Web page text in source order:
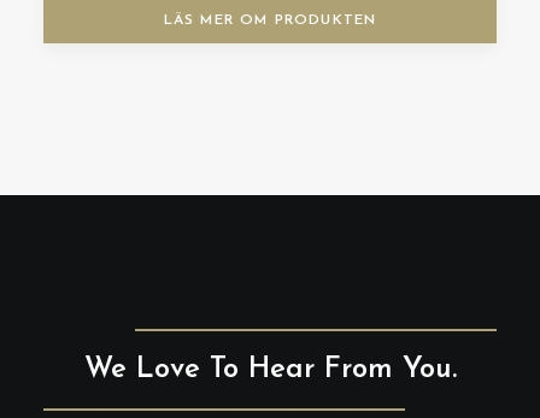
LÄS MER OM PRODUKTEN
We Love To Hear From You.